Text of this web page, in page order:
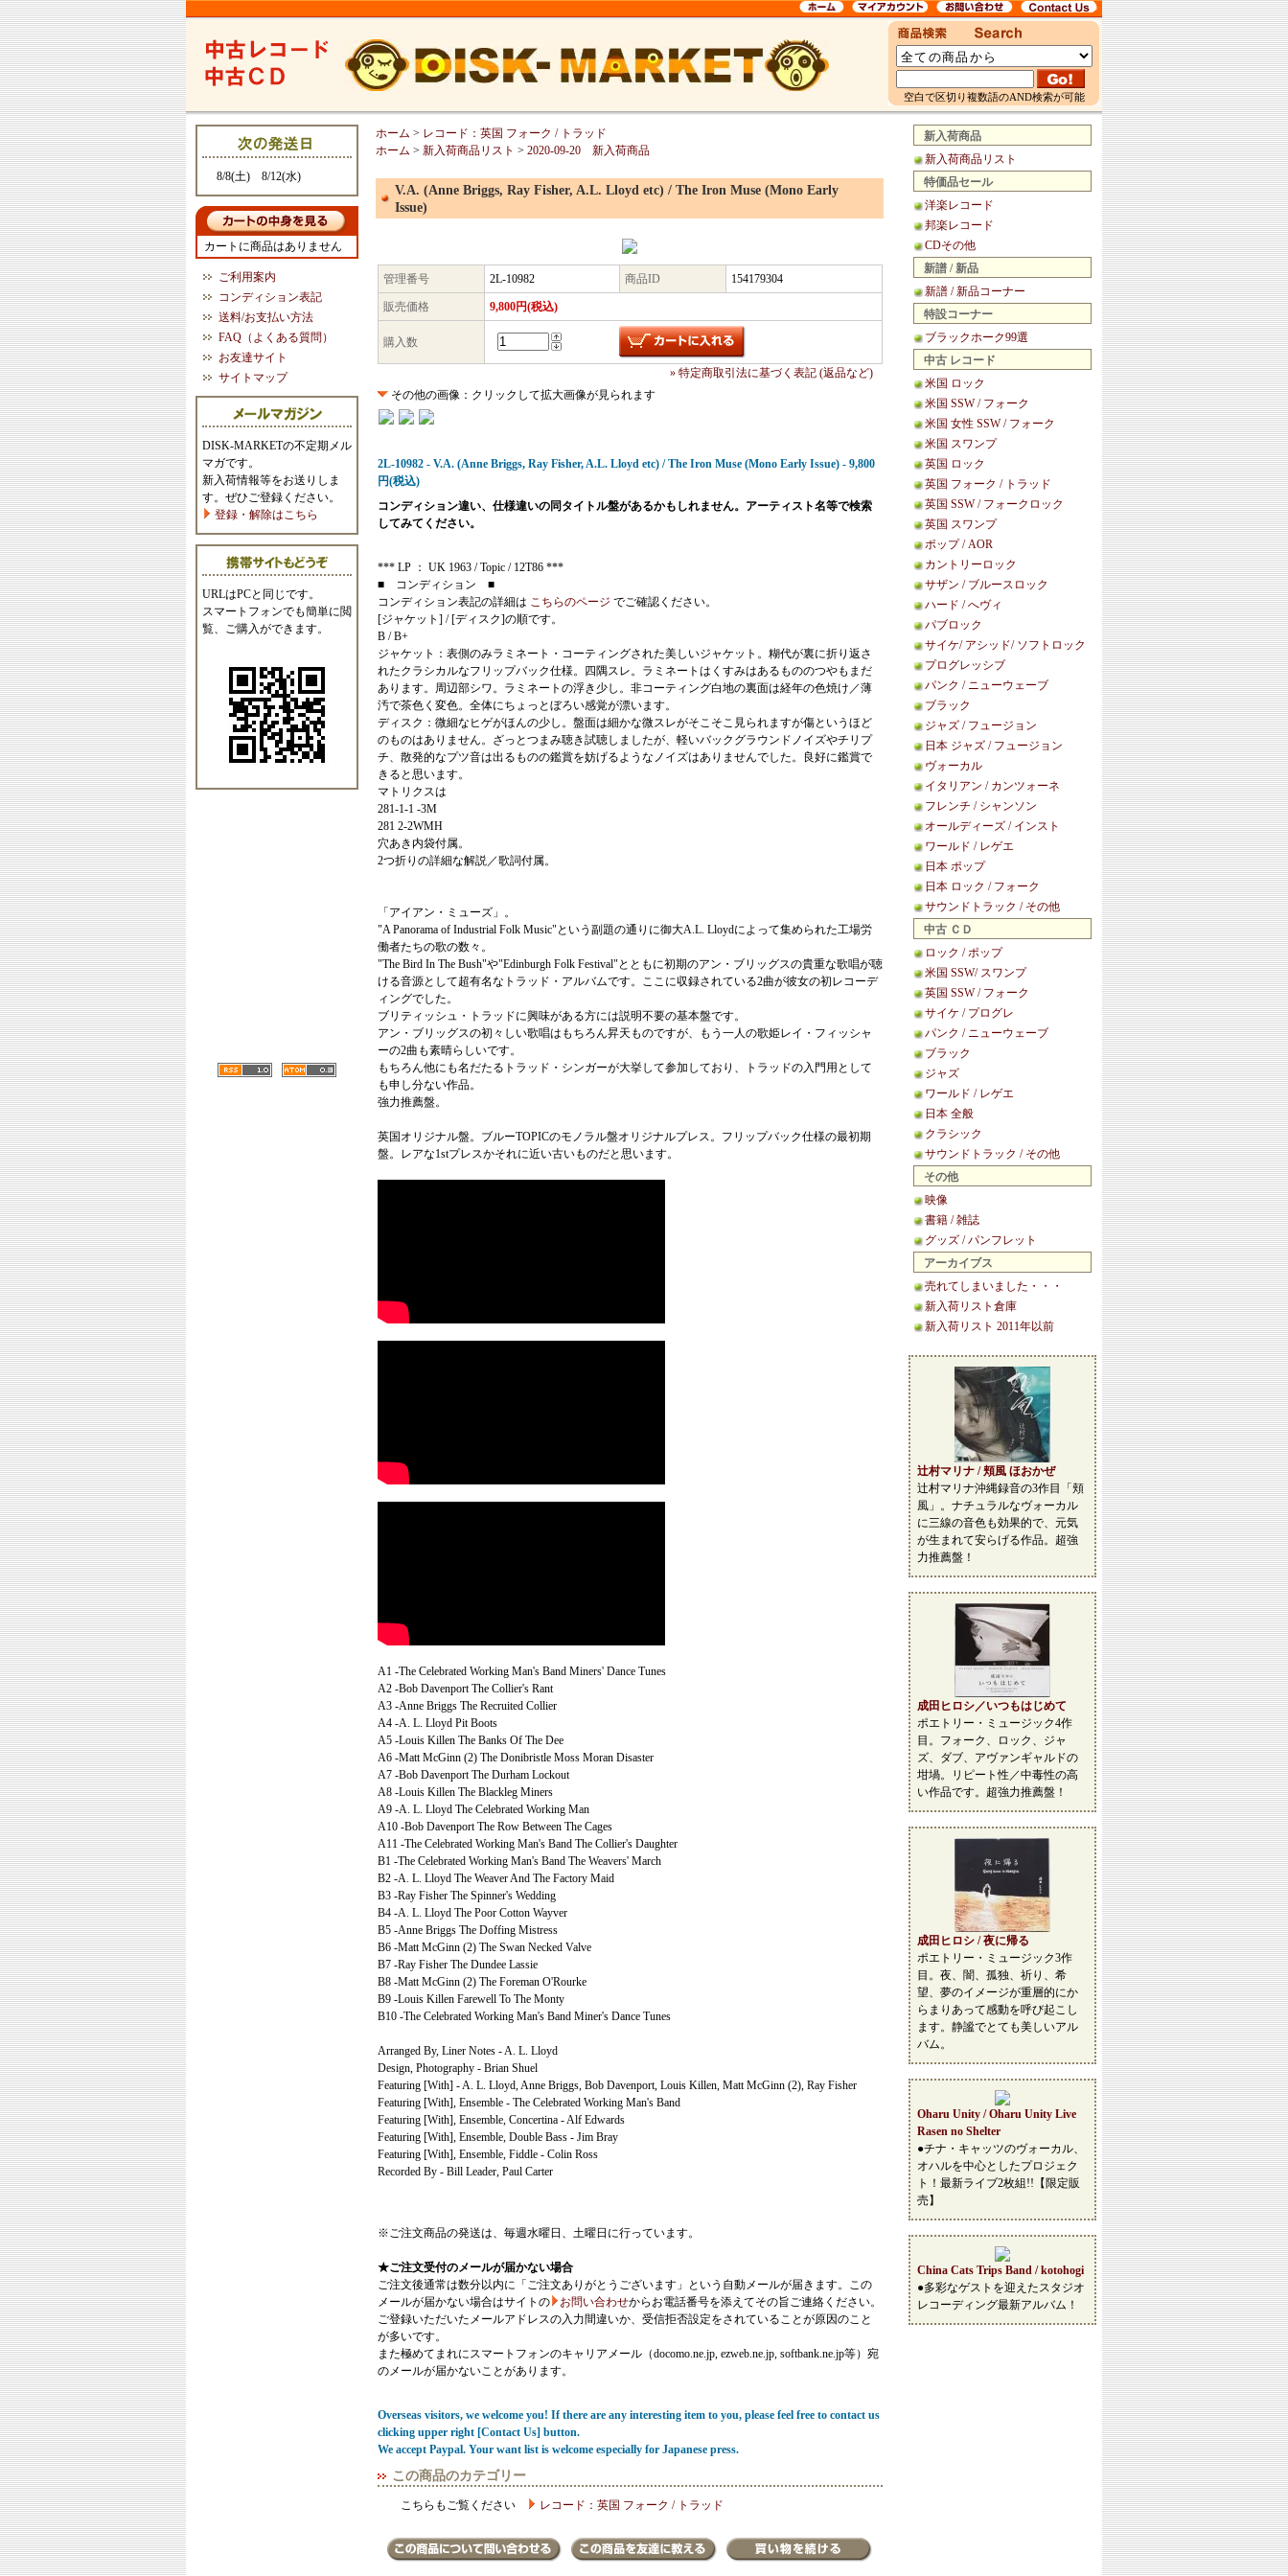
空白で区切り複数語のAND検索が可能
8/8(土) 8/12(水)
カートに商品はありません
ご利用案内
コンディション表記
送料/お支払い方法
FAQ（よくある質問）
お友達サイト
サイトマップ
DISK-MARKETの不定期メル
マガです。
新入荷情報等をお送りしま
す。ぜひご登録ください。
登録・解除はこちら
URLはPCと同じです。
スマートフォンでも簡単に閲
覧、ご購入ができます。
新入荷商品
新入荷商品リスト
特価品セール
洋楽レコード
邦楽レコード
CDその他
新譜 / 新品
新譜 / 新品コーナー
特設コーナー
ブラックホーク99選
中古 レコード
米国 ロック
米国 SSW / フォーク
米国 女性 SSW / フォーク
米国 スワンプ
英国 ロック
英国 フォーク / トラッド
英国 SSW / フォークロック
英国 スワンプ
ポップ / AOR
カントリーロック
サザン / ブルースロック
ハード / へヴィ
パブロック
サイケ/ アシッド/ ソフトロック
プログレッシブ
パンク / ニューウェーブ
ブラック
ジャズ / フュージョン
日本 ジャズ / フュージョン
ヴォーカル
イタリアン / カンツォーネ
フレンチ / シャンソン
オールディーズ / インスト
ワールド / レゲエ
日本 ポップ
日本 ロック / フォーク
サウンドトラック / その他
中古 ＣＤ
ロック / ポップ
米国 SSW/ スワンプ
英国 SSW / フォーク
サイケ / プログレ
パンク / ニューウェーブ
ブラック
ジャズ
ワールド / レゲエ
日本 全般
クラシック
サウンドトラック / その他
その他
映像
書籍 / 雑誌
グッズ / パンフレット
アーカイブス
売れてしまいました・・・
新入荷リスト倉庫
新入荷リスト 2011年以前
辻村マリナ / 頬風 ほおかぜ
辻村マリナ沖縄録音の3作目「頬
風」。ナチュラルなヴォーカル
に三線の音色も効果的で、元気
が生まれて安らげる作品。超強
力推薦盤！
成田ヒロシ／いつもはじめて
ポエトリー・ミュージック4作
目。フォーク、ロック、ジャ
ズ、ダブ、アヴァンギャルドの
坩堝。リピート性／中毒性の高
い作品です。超強力推薦盤！
成田ヒロシ / 夜に帰る
ポエトリー・ミュージック3作
目。夜、闇、孤独、祈り、希
望、夢のイメージが重層的にか
らまりあって感動を呼び起こし
ます。静謐でとても美しいアル
バム。
Oharu Unity / Oharu Unity Live
Rasen no Shelter
●チナ・キャッツのヴォーカル、
オハルを中心としたプロジェク
ト！最新ライブ2枚組!!【限定販
売】
China Cats Trips Band / kotohogi
●多彩なゲストを迎えたスタジオ
レコーディング最新アルバム！
ホーム > レコード：英国 フォーク / トラッド
ホーム > 新入荷商品リスト > 2020-09-20 新入荷商品
V.A. (Anne Briggs, Ray Fisher, A.L. Lloyd etc) / The Iron Muse (Mono Early
Issue)
管理番号 2L-10982 商品ID 154179304
販売価格 9,800円(税込)
購入数
» 特定商取引法に基づく表記 (返品など)
その他の画像：クリックして拡大画像が見られます
2L-10982 - V.A. (Anne Briggs, Ray Fisher, A.L. Lloyd etc) / The Iron Muse (Mono Early Issue) - 9,800
円(税込)
コンディション違い、仕様違いの同タイトル盤があるかもしれません。アーティスト名等で検索
してみてください。
*** LP ： UK 1963 / Topic / 12T86 ***
■ コンディション ■
コンディション表記の詳細は こちらのページ でご確認ください。
[ジャケット] / [ディスク]の順です。
B / B+
ジャケット：表側のみラミネート・コーティングされた美しいジャケット。糊代が裏に折り返さ
れたクラシカルなフリップバック仕様。四隅スレ。ラミネートはくすみはあるもののつやもまだ
あります。周辺部シワ。ラミネートの浮き少し。非コーティング白地の裏面は経年の色焼け／薄
汚で茶色く変色。全体にちょっとぼろい感覚が漂います。
ディスク：微細なヒゲがほんの少し。盤面は細かな微スレがそこそこ見られますが傷というほど
のものはありません。ざっとつまみ聴き試聴しましたが、軽いバックグラウンドノイズやチリプ
チ、散発的なプツ音は出るものの鑑賞を妨げるようなノイズはありませんでした。良好に鑑賞で
きると思います。
マトリクスは
281-1-1 -3M
281 2-2WMH
穴あき内袋付属。
2つ折りの詳細な解説／歌詞付属。
「アイアン・ミューズ」。
"A Panorama of Industrial Folk Music"という副題の通りに御大A.L. Lloydによって集められた工場労
働者たちの歌の数々。
"The Bird In The Bush"や"Edinburgh Folk Festival"とともに初期のアン・ブリッグスの貴重な歌唱が聴
ける音源として超有名なトラッド・アルバムです。ここに収録されている2曲が彼女の初レコーデ
ィングでした。
ブリティッシュ・トラッドに興味がある方には説明不要の基本盤です。
アン・ブリッグスの初々しい歌唱はもちろん昇天ものですが、もう一人の歌姫レイ・フィッシャ
ーの2曲も素晴らしいです。
もちろん他にも名だたるトラッド・シンガーが大挙して参加しており、トラッドの入門用として
も申し分ない作品。
強力推薦盤。
英国オリジナル盤。ブルーTOPICのモノラル盤オリジナルプレス。フリップバック仕様の最初期
盤。レアな1stプレスかそれに近い古いものだと思います。
A1 -The Celebrated Working Man's Band Miners' Dance Tunes
A2 -Bob Davenport The Collier's Rant
A3 -Anne Briggs The Recruited Collier
A4 -A. L. Lloyd Pit Boots
A5 -Louis Killen The Banks Of The Dee
A6 -Matt McGinn (2) The Donibristle Moss Moran Disaster
A7 -Bob Davenport The Durham Lockout
A8 -Louis Killen The Blackleg Miners
A9 -A. L. Lloyd The Celebrated Working Man
A10 -Bob Davenport The Row Between The Cages
A11 -The Celebrated Working Man's Band The Collier's Daughter
B1 -The Celebrated Working Man's Band The Weavers' March
B2 -A. L. Lloyd The Weaver And The Factory Maid
B3 -Ray Fisher The Spinner's Wedding
B4 -A. L. Lloyd The Poor Cotton Wayver
B5 -Anne Briggs The Doffing Mistress
B6 -Matt McGinn (2) The Swan Necked Valve
B7 -Ray Fisher The Dundee Lassie
B8 -Matt McGinn (2) The Foreman O'Rourke
B9 -Louis Killen Farewell To The Monty
B10 -The Celebrated Working Man's Band Miner's Dance Tunes
Arranged By, Liner Notes - A. L. Lloyd
Design, Photography - Brian Shuel
Featuring [With] - A. L. Lloyd, Anne Briggs, Bob Davenport, Louis Killen, Matt McGinn (2), Ray Fisher
Featuring [With], Ensemble - The Celebrated Working Man's Band
Featuring [With], Ensemble, Concertina - Alf Edwards
Featuring [With], Ensemble, Double Bass - Jim Bray
Featuring [With], Ensemble, Fiddle - Colin Ross
Recorded By - Bill Leader, Paul Carter
※ご注文商品の発送は、毎週水曜日、土曜日に行っています。
★ご注文受付のメールが届かない場合
ご注文後通常は数分以内に「ご注文ありがとうございます」という自動メールが届きます。この
メールが届かない場合はサイトの
お問い合わせからお電話番号を添えてその旨ご連絡ください。
ご登録いただいたメールアドレスの入力間違いか、受信拒否設定をされていることが原因のこと
が多いです。
また極めてまれにスマートフォンのキャリアメール（docomo.ne.jp, ezweb.ne.jp, softbank.ne.jp等）宛
のメールが届かないことがあります。
Overseas visitors, we welcome you! If there are any interesting item to you, please feel free to contact us
clicking upper right [Contact Us] button.
We accept Paypal. Your want list is welcome especially for Japanese press.
この商品のカテゴリー
こちらもご覧ください レコード：英国 フォーク / トラッド